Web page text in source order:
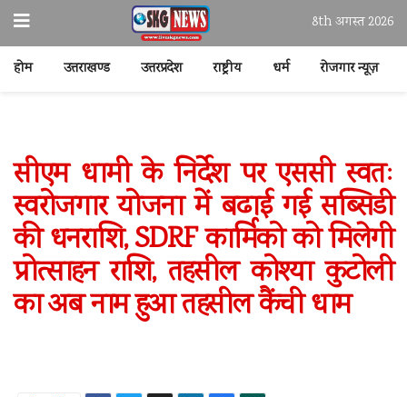
8th अगस्त 2026
होम उत्तराखण्ड उत्तरप्रदेश राष्ट्रीय धर्म रोजगार न्यूज़
सीएम धामी के निर्देश पर एससी स्वतः
स्वरोजगार योजना में बढाई गई सब्सिडी
की धनराशि, SDRF कार्मिको को मिलेगी
प्रोत्साहन राशि, तहसील कोश्या कुटोली
का अब नाम हुआ तहसील कैंची धाम